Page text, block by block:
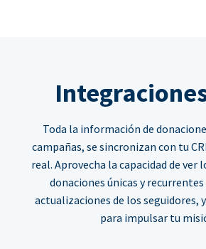
Toda la información de
campañas, se sincronizan con tu
real. Aprovecha la capacidad de ver
donaciones únicas y
actualizaciones de los seguidores,
para impulsar tu